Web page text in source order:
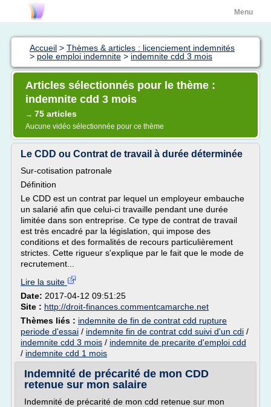
Menu
Accueil > Thèmes & articles : licenciement indemnités
> pole emploi indemnite > indemnite cdd 3 mois
Articles sélectionnés pour le thème :
indemnite cdd 3 mois
→ 75 articles
Aucune vidéo sélectionnée pour ce thème
Le CDD ou Contrat de travail à durée déterminée
Sur-cotisation patronale
Définition
Le CDD est un contrat par lequel un employeur embauche
un salarié afin que celui-ci travaille pendant une durée
limitée dans son entreprise. Ce type de contrat de travail
est très encadré par la législation, qui impose des
conditions et des formalités de recours particulièrement
strictes. Cette rigueur s'explique par le fait que le mode de
recrutement...
Lire la suite
Date: 2017-04-12 09:51:25
Site : http://droit-finances.commentcamarche.net
Thèmes liés : indemnite de fin de contrat cdd rupture
periode d'essai / indemnite fin de contrat cdd suivi d'un cdi /
indemnite cdd 3 mois / indemnite de precarite d'emploi cdd
/ indemnite cdd 1 mois
Indemnité de précarité de mon CDD
retenue sur mon salaire
Indemnité de précarité de mon cdd retenue sur mon